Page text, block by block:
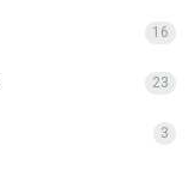
16
23
3